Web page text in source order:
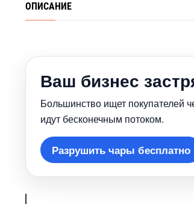
ОПИСАНИЕ
аш бизнес
Большинство ищет покупателей
идут бесконечным потоком.
Разрушить чары бесплатно